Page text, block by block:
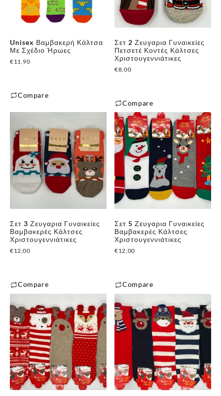
Unisex Βαμβακερή Κάλτσα
Με Σχέδιο Ήρωες
€11,90
Compare
Σετ 2 Ζευγαρια Γυναικείες
Πετσετέ Κοντές Κάλτσες
Χριστουγεννιάτικες
€8,00
Compare
Σετ 3 Ζευγαρια Γυναικείες
Βαμβακερές Κάλτσες
Χριστουγεννιάτικες
€12,00
Compare
Σετ 5 Ζευγαρια Γυναικείες
Βαμβακερές Κάλτσες
Χριστουγεννιάτικες
€12,00
Compare